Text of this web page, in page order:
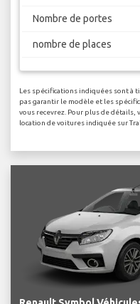
Nombre de portes
nombre de places
Les spécifications indiquées sont
pas garantir le modèle et les
vous recevrez. Pour plus de détails,
location de voitures indiquée sur